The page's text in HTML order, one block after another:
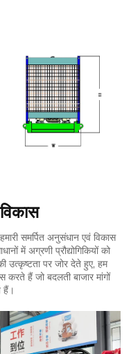
समर्पित अनुसंधान एवं विकास
में अग्रणी प्रौद्योगिकियों को
उत्कृष्टता पर जोर देते हुए, हम
करते हैं जो बदलती बाजार मांगों
हैं।